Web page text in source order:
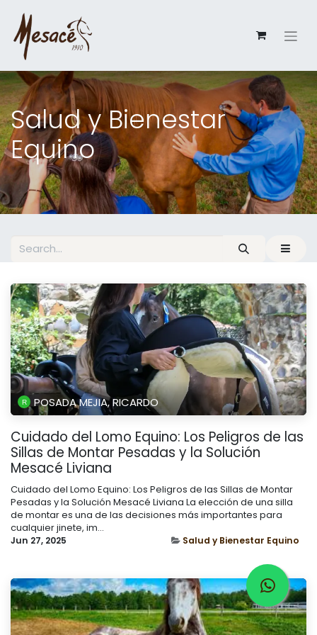
Salud y Bienestar
Equino
POSADA MEJIA, RICARDO
Cuidado del Lomo Equino: Los Peligros de las
Sillas de Montar Pesadas y la Solución
Mesacé Liviana
Cuidado del Lomo Equino: Los Peligros de las Sillas de Montar
Pesadas y la Solución Mesacé Liviana La elección de una silla
de montar es una de las decisiones más importantes para
cualquier jinete, im...
Jun 27, 2025 Salud y Bienestar Equino